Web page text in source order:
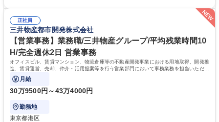
は部内のOJTを中心に、あなたの経験に合わせて不足している部分はいつ
でも質問・相談できる環境が整っているため、安心して成長できます。 募
集職種 【森ビルG】人事・総務◆賞与5ヶ月◆年休120日◆残業少なめ◆
リモート可
ます。定型業務に留まらず、社内規定や人事制度の改定など会社のコア業
務に挑戦できるため、自身の成長と組織への貢献度をダイレクトに実感で
きます。 残業少なめ、週1日リモート可など、ワークライフバランスを保
ち長期活躍できる環境です。 「これまでの幅広い経験を活かし、長期的な
キャリアを築きたい」という前向きな意欲と挑戦を全力で応援します。 学
歴・資格 学歴：大学院 大学 高専 短大 専修学校 高校 語学力： 資格：日商
簿記検定1級 日商簿記検定2級 日商簿記検定3級
正社員
三井物産都市開発株式会社
【営業事務】業務職/三井物産グループ/平均残業時間10
H/完全週休2日 営業事務
オフィスビル、賃貸マンション、物流倉庫等の不動産開発事業における用地取得、開発推
進、賃貸運営、売却、仲介・活用提案等を行う営業部門において事務業務を担当いただき
ます。
月給
30万9500円～43万4000円
勤務地
東京都港区